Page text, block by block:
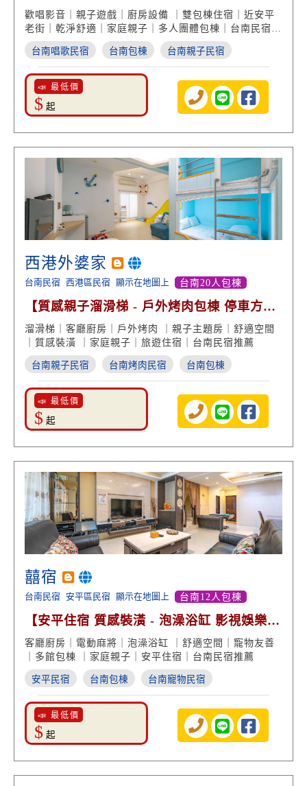
房設備】
歡唱影音｜親子遊戲｜廚房設備 ｜雙包棟住宿｜近安平
老街｜乾淨舒適｜家庭親子｜多人團體包棟｜台南民宿旅
遊
台南唱歌民宿 台南包棟 台南親子民宿
📣 最低價
$ 起
西港外婆家
台南民宿 西港區民宿 顯示在地圖上 台南20人包棟
【質感親子溜滑梯 - 戶外烤肉包棟 停車方
便】
溜滑梯｜客廳廚房｜戶外烤肉 ｜親子主題房｜舒適空間
｜質感裝潢 ｜家庭親子｜旅遊住宿｜台南民宿推薦
台南親子民宿 台南烤肉民宿 台南包棟
📣 最低價
$ 起
囍宿
台南民宿 安平區民宿 顯示在地圖上 台南12人包棟
【安平住宿 質感裝潢 - 泡澡浴缸 影視娛樂
包棟享受】
客廳廚房｜電動麻將｜泡澡浴缸 ｜舒適空間｜寵物友善
｜多館包棟 ｜家庭親子｜安平住宿｜台南民宿推薦
安平民宿 台南包棟 台南寵物民宿
📣 最低價
$ 起